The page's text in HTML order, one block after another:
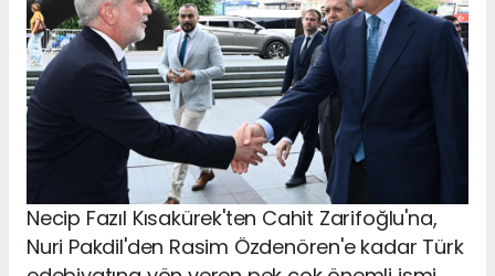
Necip Fazıl Kısakürek'ten Cahit Zarifoğlu'na,
Nuri Pakdil'den Rasim Özdenören'e kadar Türk